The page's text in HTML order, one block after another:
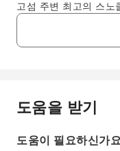
고섬 주변 최고의 스노
을 제공합니다.
4. 오란고섬 스노클
이 있나요?
소시지 구이, 시원한
5. 오란고섬 스노클
자주 묻는 질
1. 奧蘭戈섬 호핑
도움을 받기
도움이 필요하신가